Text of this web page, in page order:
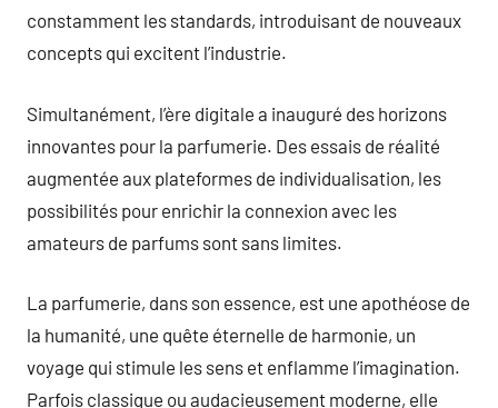
constamment les standards, introduisant de nouveaux
concepts qui excitent l’industrie.
Simultanément, l’ère digitale a inauguré des horizons
innovantes pour la parfumerie. Des essais de réalité
augmentée aux plateformes de individualisation, les
possibilités pour enrichir la connexion avec les
amateurs de parfums sont sans limites.
La parfumerie, dans son essence, est une apothéose de
la humanité, une quête éternelle de harmonie, un
voyage qui stimule les sens et enflamme l’imagination.
Parfois classique ou audacieusement moderne, elle